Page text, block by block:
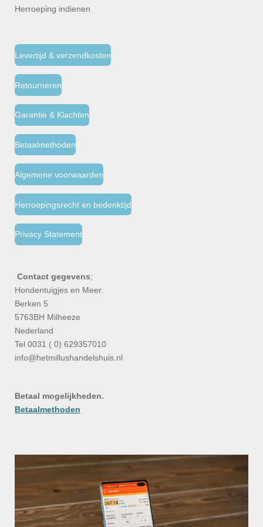
Herroeping indienen
Levertijd & verzendkosten
Retourneren
Garantie & Klachten
Betaalmethoden
Algemene voorwaarden
Herroepingsrecht en bedenktijd
Privacy Statement
Contact gegevens;
Hondentuigjes en Meer.
Berken 5
5763BH Milheeze
Nederland
Tel 0031 ( 0) 629357010
info@hetmillushandelshuis.nl
Betaal mogelijkheden.
Betaalmethoden